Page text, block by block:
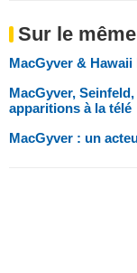
Sur le
MacGyver &
MacGyver,
apparitions à la télé
MacGyver : un